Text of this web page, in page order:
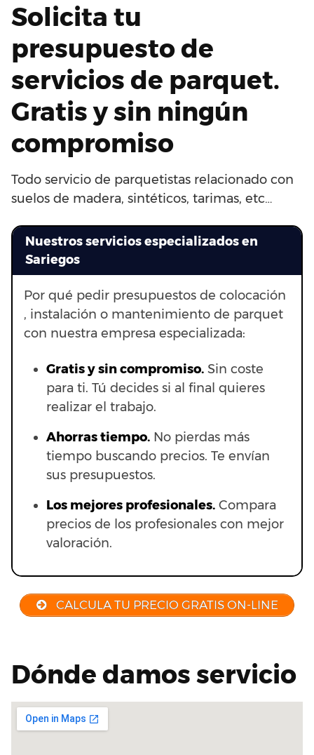
Solicita tu
presupuesto de
servicios de parquet.
Gratis y sin ningún
compromiso
Todo servicio de parquetistas relacionado con
suelos de madera, sintéticos, tarimas, etc…
Nuestros servicios especializados en
Sariegos
Por qué pedir presupuestos de colocación
, instalación o mantenimiento de parquet
con nuestra empresa especializada:
Gratis y sin compromiso. Sin coste
para ti. Tú decides si al final quieres
realizar el trabajo.
Ahorras tiempo. No pierdas más
tiempo buscando precios. Te envían
sus presupuestos.
Los mejores profesionales. Compara
precios de los profesionales con mejor
valoración.
CALCULA TU PRECIO GRATIS ON-LINE
Dónde damos servicio